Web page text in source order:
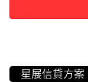
星展信貸方案